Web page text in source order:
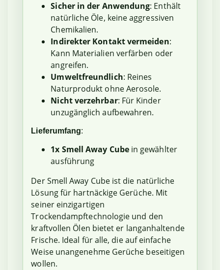
Sicher in der Anwendung: Enthält
natürliche Öle, keine aggressiven
Chemikalien.
Indirekter Kontakt vermeiden:
Kann Materialien verfärben oder
angreifen.
Umweltfreundlich: Reines
Naturprodukt ohne Aerosole.
Nicht verzehrbar: Für Kinder
unzugänglich aufbewahren.
Lieferumfang:
1x Smell Away Cubein gewählter
ausführung
Der Smell Away Cube ist die natürliche
Lösung für hartnäckige Gerüche. Mit
seiner einzigartigen
Trockendampftechnologie und den
kraftvollen Ölen bietet er langanhaltende
Frische. Ideal für alle, die auf einfache
Weise unangenehme Gerüche beseitigen
wollen.